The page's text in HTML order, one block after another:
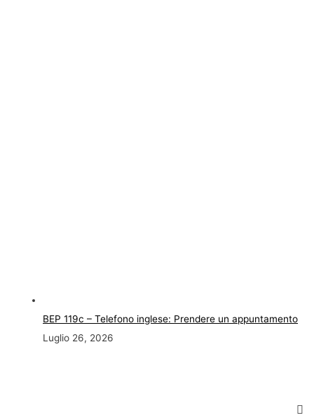
BEP 119c – Telefono inglese: Prendere un appuntamento
Luglio 26, 2026